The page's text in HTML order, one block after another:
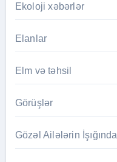
Ekoloji xəbərlər
Elanlar
Elm və təhsil
Görüşlər
Gözəl Ailələrin İşığında